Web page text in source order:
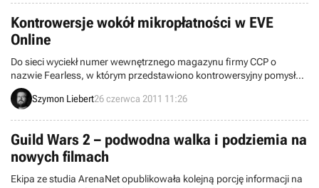
Drake'a. Wcielając się w awanturnika Farisa Jawada jeszcze tego
lata gracze będą mieli okazję wyruszyć tropem słynnego,
średniowiecznego podróżnika.
Kontrowersje wokół mikropłatności w EVE
Online
Do sieci wyciekł numer wewnętrznego magazynu firmy CCP o
nazwie Fearless, w którym przedstawiono kontrowersyjny pomysł
wprowadzenia do sklepu EVE Online płatnych przedmiotów
wpływających na rozgrywkę. Do tej pory gracze mogli kupować
planowania.
Szymon Liebert26 czerwca 2011 11:26
Guild Wars 2 – podwodna walka i podziemia na
nowych filmach
Ekipa ze studia ArenaNet opublikowała kolejną porcję informacji na